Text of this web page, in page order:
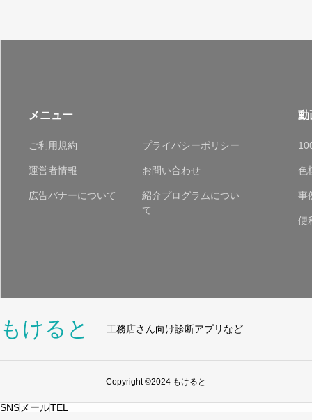
メニュー
ご利用規約 プライバシーポリシー
運営者情報 お問い合わせ
広告バナーについて
紹介プログラムについ
て
動
色
事
便
もけると 工務店さん向け診断アプリなど
Copyright ©2024 もけると
SNS メールTEL